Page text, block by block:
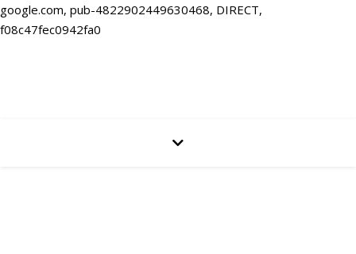
google.com, pub-4822902449630468, DIRECT,
f08c47fec0942fa0